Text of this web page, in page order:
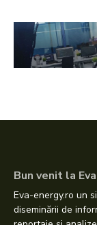
Bun venit la
Eva-energy.ro un
diseminării de